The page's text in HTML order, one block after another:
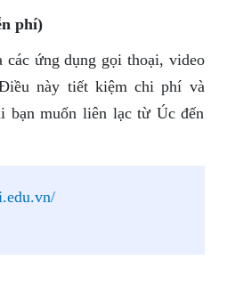
phí)
các ứng dụng gọi thoại, video
này tiết kiệm chi phí và
bạn muốn liên lạc từ Úc đến